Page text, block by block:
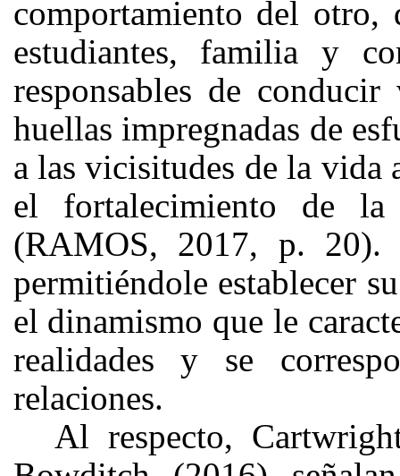
comportamiento del otro,
estudiantes, familia y
responsables de
huellas impregnadas de
a las vicisitudes de la vida
el fortalecimiento de la
(RAMOS, 2017, p. 20).
permitiéndole establecer
el dinamismo que le
realidades y se
relaciones.
Al respecto,